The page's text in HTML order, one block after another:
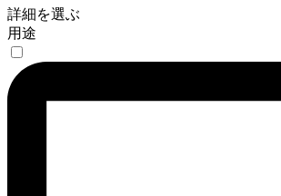
詳細を選ぶ
用途